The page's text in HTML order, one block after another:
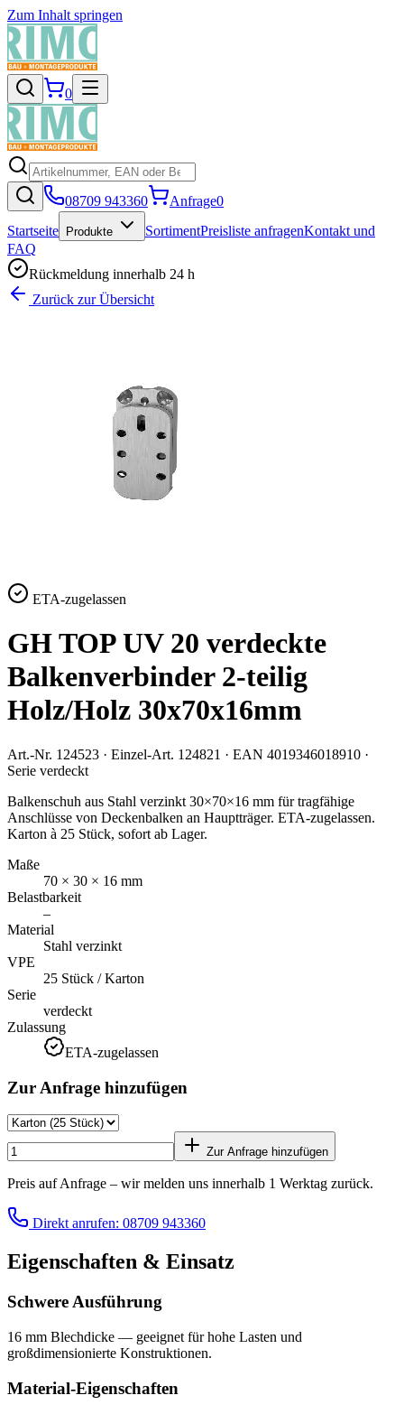
Zum Inhalt springen
0
08709 943360 Anfrage0
Startseite
Produkte SortimentPreisliste anfragenKontakt und
FAQ
Rückmeldung innerhalb 24 h
Zurück zur Übersicht
ETA-zugelassen
GH TOP UV 20 verdeckte
Balkenverbinder 2-teilig
Holz/Holz 30x70x16mm
Art.-Nr. 124523 · Einzel-Art. 124821 · EAN 4019346018910 ·
Serie verdeckt
Balkenschuh aus Stahl verzinkt 30×70×16 mm für tragfähige
Anschlüsse von Deckenbalken an Hauptträger. ETA-zugelassen.
Karton à 25 Stück, sofort ab Lager.
Maße
70 × 30 × 16 mm
Belastbarkeit
–
Material
Stahl verzinkt
VPE
25 Stück / Karton
Serie
verdeckt
Zulassung
ETA-zugelassen
Zur Anfrage hinzufügen
Zur Anfrage hinzufügen
Preis auf Anfrage – wir melden uns innerhalb 1 Werktag zurück.
Direkt anrufen: 08709 943360
Eigenschaften & Einsatz
Schwere Ausführung
16 mm Blechdicke — geeignet für hohe Lasten und
großdimensionierte Konstruktionen.
Material-Eigenschaften